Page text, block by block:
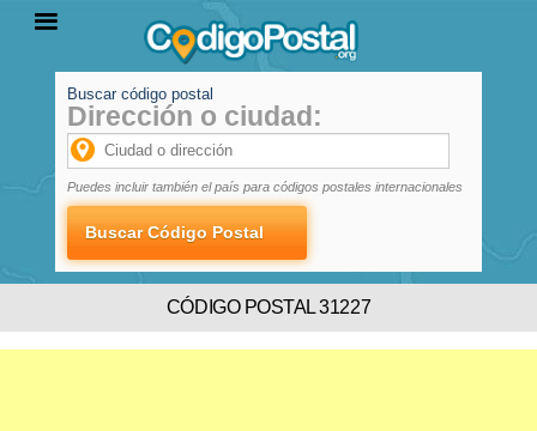
PROVINCIAS
LOCALIDADES
Buscar código postal
Dirección o ciudad:
Puedes incluir también el país para códigos postales internacionales
CÓDIGO POSTAL 31227